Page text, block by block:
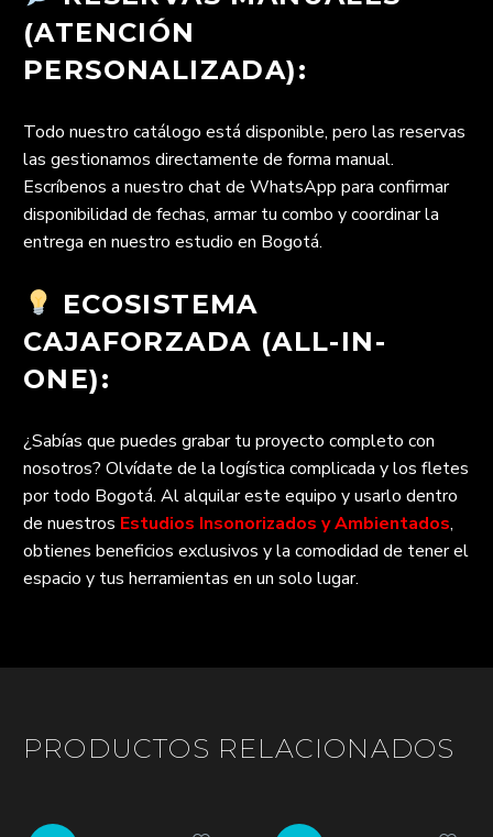
(ATENCIÓN
PERSONALIZADA):
Todo nuestro catálogo está disponible, pero las reservas
las gestionamos directamente de forma manual.
Escríbenos a nuestro chat de WhatsApp para confirmar
disponibilidad de fechas, armar tu combo y coordinar la
entrega en nuestro estudio en Bogotá.
ECOSISTEMA
CAJAFORZADA (ALL-IN-
ONE):
¿Sabías que puedes grabar tu proyecto completo con
nosotros? Olvídate de la logística complicada y los fletes
por todo Bogotá. Al alquilar este equipo y usarlo dentro
de nuestros Estudios Insonorizados y Ambientados,
obtienes beneficios exclusivos y la comodidad de tener el
espacio y tus herramientas en un solo lugar.
PRODUCTOS RELACIONADOS